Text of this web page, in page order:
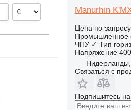
Manurhin
Цена по запросу
Промышленное
ЧПУ ✓ Тип
Напряжение 400
Связаться с
Подпишитесь